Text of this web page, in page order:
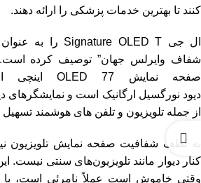
کنند تا بهترین خدمات پزشکی را ارائه دهند.
شفاف وایرلس جهان” توصیف کرده است.
دیود نورگسیل ارگانیک است و نمایشگرهای
از جمله تلویزیون و تلفن های هوشمند
به لطف شفافیت صفحه نمایش تلویزیون
کنار دیوار مانند تلویزیون‌های سنتی نیست.
وقتی خاموش است عملاً نامرئی است،